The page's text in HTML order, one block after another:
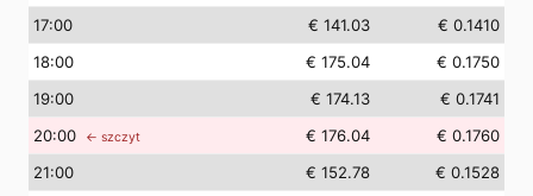
17:00 € 141.03
€ 0.1410
18:00 € 175.04
€ 0.1750
19:00 € 174.13
€ 0.1741
20:00 ← szczyt € 176.04
€ 0.1760
21:00 € 152.78
€ 0.1528